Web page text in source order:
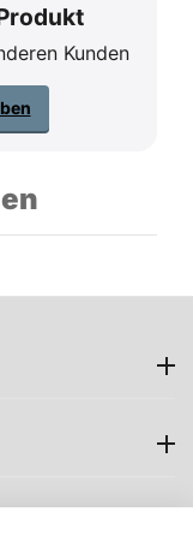
Kunden